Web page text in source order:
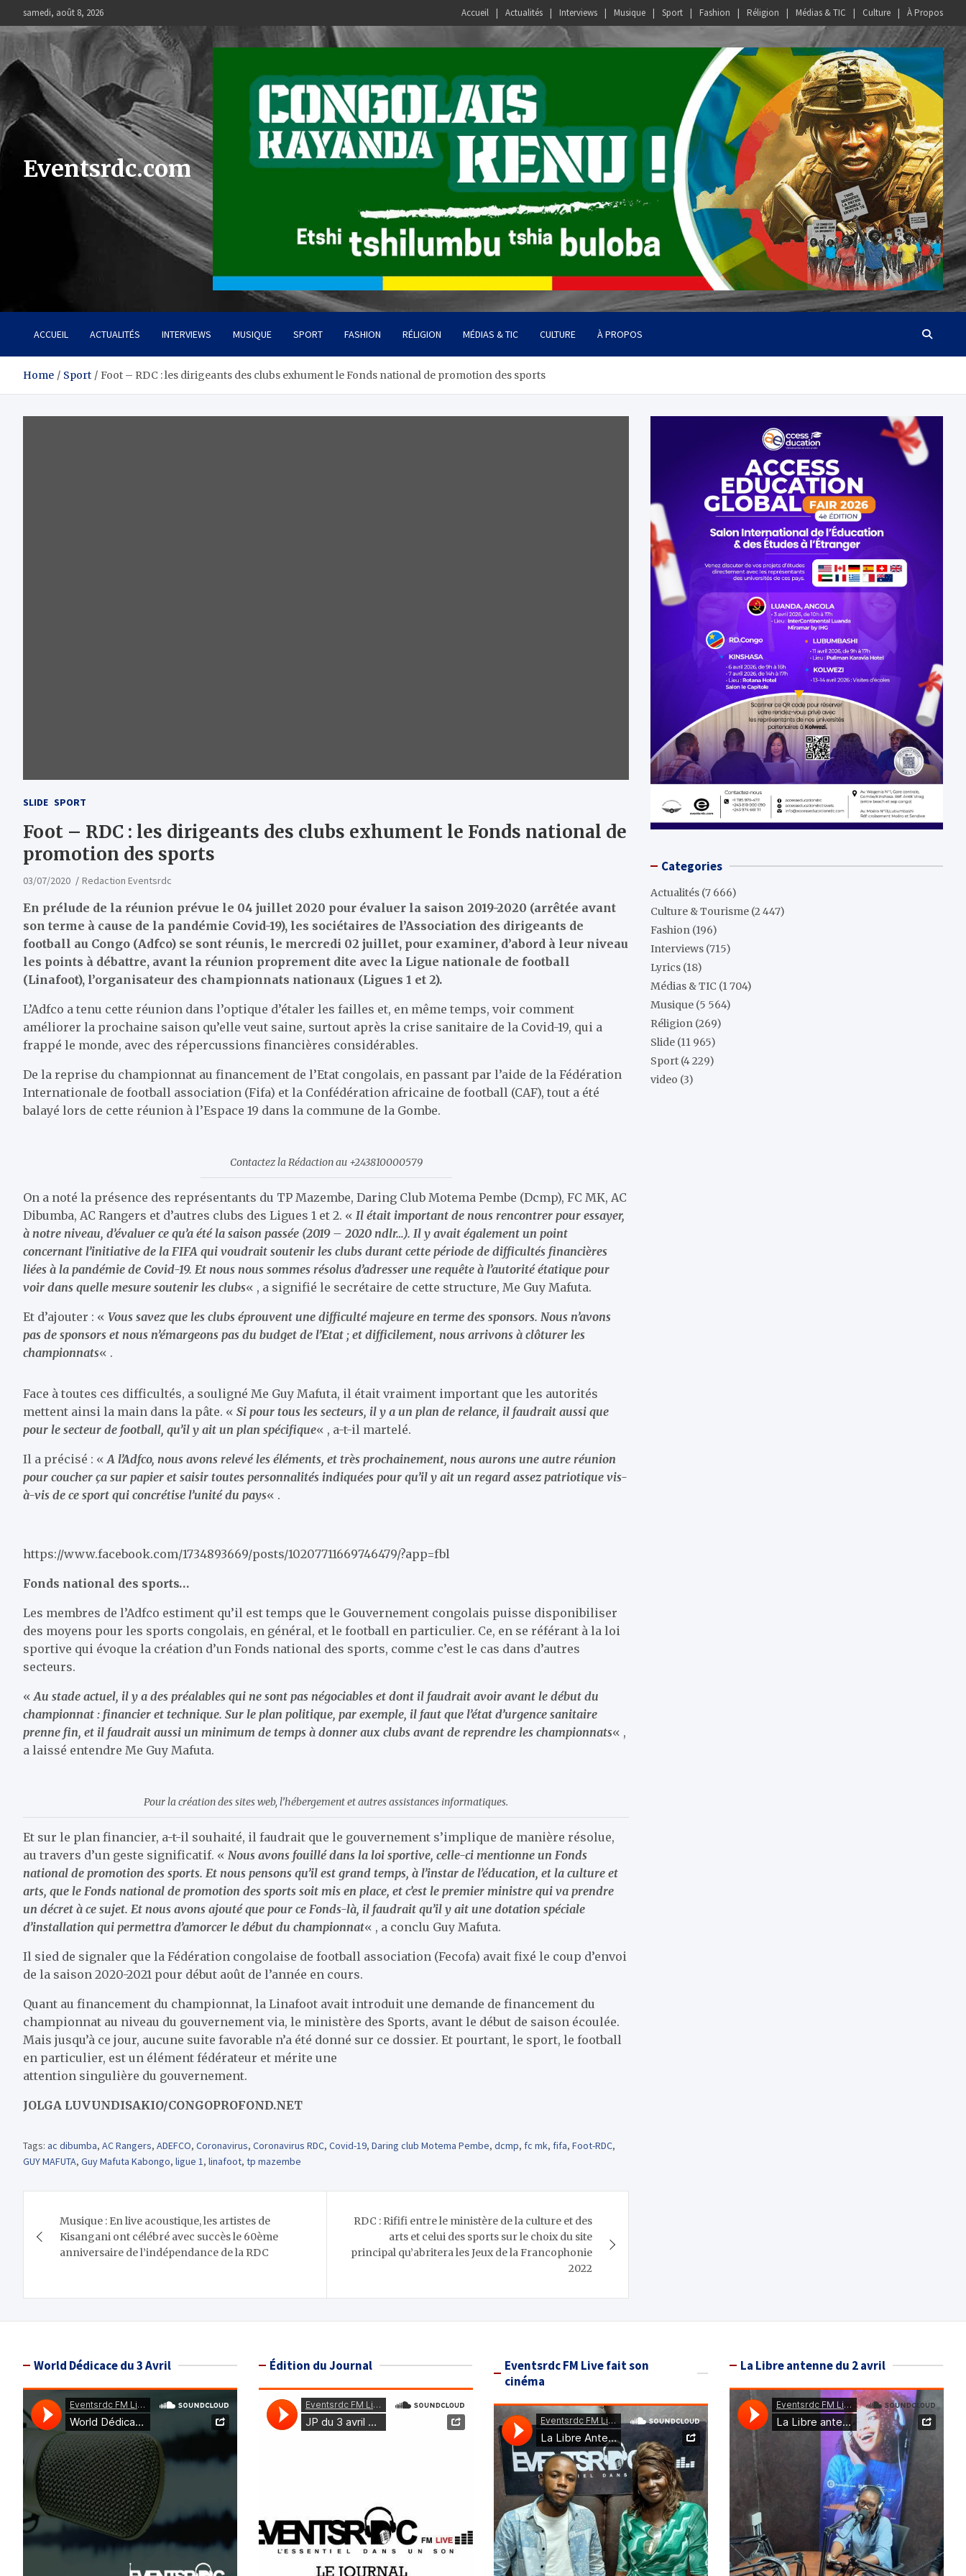
to
content
samedi, août 8, 2026 Accueil Actualités Interviews Musique Sport Fashion Réligion Médias & TIC Culture À Propos
Eventsrdc.com
ACCUEIL ACTUALITÉS INTERVIEWS MUSIQUE SPORT FASHION RÉLIGION MÉDIAS & TIC CULTURE À PROPOS
Home Sport Foot – RDC : les dirigeants des clubs exhument le Fonds national de promotion des sports
SLIDE SPORT
Foot – RDC : les dirigeants des clubs exhument le Fonds national de
promotion des sports
03/07/2020 Redaction Eventsrdc
En prélude de la réunion prévue le 04 juillet 2020 pour évaluer la saison 2019-2020 (arrêtée avant
son terme à cause de la pandémie Covid-19), les sociétaires de l’Association des dirigeants de
football au Congo (Adfco) se sont réunis, le mercredi 02 juillet, pour examiner, d’abord à leur niveau
les points à débattre, avant la réunion proprement dite avec la Ligue nationale de football
(Linafoot), l’organisateur des championnats nationaux (Ligues 1 et 2).
L’Adfco a tenu cette réunion dans l’optique d’étaler les failles et, en même temps, voir comment
améliorer la prochaine saison qu’elle veut saine, surtout après la crise sanitaire de la Covid-19, qui a
frappé le monde, avec des répercussions financières considérables.
De la reprise du championnat au financement de l’Etat congolais, en passant par l’aide de la Fédération
Internationale de football association (Fifa) et la Confédération africaine de football (CAF), tout a été
balayé lors de cette réunion à l’Espace 19 dans la commune de la Gombe.
Contactez la Rédaction au +243810000579
On a noté la présence des représentants du TP Mazembe, Daring Club Motema Pembe (Dcmp), FC MK, AC
Dibumba, AC Rangers et d’autres clubs des Ligues 1 et 2. « Il était important de nous rencontrer pour essayer,
à notre niveau, d’évaluer ce qu’a été la saison passée (2019 – 2020 ndlr…). Il y avait également un point
concernant l’initiative de la FIFA qui voudrait soutenir les clubs durant cette période de difficultés financières
liées à la pandémie de Covid-19. Et nous nous sommes résolus d’adresser une requête à l’autorité étatique pour
voir dans quelle mesure soutenir les clubs« , a signifié le secrétaire de cette structure, Me Guy Mafuta.
Et d’ajouter : « Vous savez que les clubs éprouvent une difficulté majeure en terme des sponsors. Nous n’avons
pas de sponsors et nous n’émargeons pas du budget de l’Etat ; et difficilement, nous arrivons à clôturer les
championnats« .
Face à toutes ces difficultés, a souligné Me Guy Mafuta, il était vraiment important que les autorités
mettent ainsi la main dans la pâte. « Si pour tous les secteurs, il y a un plan de relance, il faudrait aussi que
pour le secteur de football, qu’il y ait un plan spécifique« , a-t-il martelé.
Il a précisé : «A l’Adfco, nous avons relevé les éléments, et très prochainement, nous aurons une autre réunion
pour coucher ça sur papier et saisir toutes personnalités indiquées pour qu’il y ait un regard assez patriotique vis-
à-vis de ce sport qui concrétise l’unité du pays« .
https://www.facebook.com/1734893669/posts/10207711669746479/?app=fbl
Fonds national des sports…
Les membres de l’Adfco estiment qu’il est temps que le Gouvernement congolais puisse disponibiliser
des moyens pour les sports congolais, en général, et le football en particulier. Ce, en se référant à la loi
sportive qui évoque la création d’un Fonds national des sports, comme c’est le cas dans d’autres
secteurs.
«Au stade actuel, il y a des préalables qui ne sont pas négociables et dont il faudrait avoir avant le début du
championnat : financier et technique. Sur le plan politique, par exemple, il faut que l’état d’urgence sanitaire
prenne fin, et il faudrait aussi un minimum de temps à donner aux clubs avant de reprendre les championnats« ,
a laissé entendre Me Guy Mafuta.
Pour la création des sites web, l’hébergement et autres assistances informatiques.
Et sur le plan financier, a-t-il souhaité, il faudrait que le gouvernement s’implique de manière résolue,
au travers d’un geste significatif. « Nous avons fouillé dans la loi sportive, celle-ci mentionne un Fonds
national de promotion des sports. Et nous pensons qu’il est grand temps, à l’instar de l’éducation, et la culture et
arts, que le Fonds national de promotion des sports soit mis en place, et c’est le premier ministre qui va prendre
un décret à ce sujet. Et nous avons ajouté que pour ce Fonds-là, il faudrait qu’il y ait une dotation spéciale
d’installation qui permettra d’amorcer le début du championnat« , a conclu Guy Mafuta.
Il sied de signaler que la Fédération congolaise de football association (Fecofa) avait fixé le coup d’envoi
de la saison 2020-2021 pour début août de l’année en cours.
Quant au financement du championnat, la Linafoot avait introduit une demande de financement du
championnat au niveau du gouvernement via, le ministère des Sports, avant le début de saison écoulée.
Mais jusqu’à ce jour, aucune suite favorable n’a été donné sur ce dossier. Et pourtant, le sport, le football
en particulier, est un élément fédérateur et mérite une
attention singulière du gouvernement.
JOLGA LUVUNDISAKIO/CONGOPROFOND.NET
Tags: ac dibumba, AC Rangers, ADEFCO, Coronavirus, Coronavirus RDC, Covid-19, Daring club Motema Pembe, dcmp, fc mk, fifa, Foot-RDC,
GUY MAFUTA, Guy Mafuta Kabongo, ligue 1, linafoot, tp mazembe
de
l’article
Musique : En live acoustique, les artistes de
Kisangani ont célébré avec succès le 60ème
anniversaire de l’indépendance de la RDC
RDC : Rififi entre le ministère de la culture et des
arts et celui des sports sur le choix du site
principal qu’abritera les Jeux de la Francophonie
2022
Categories
Actualités (7 666)
Culture & Tourisme (2 447)
Fashion (196)
Interviews (715)
Lyrics (18)
Médias & TIC (1 704)
Musique (5 564)
Réligion (269)
Slide (11 965)
Sport (4 229)
video (3)
World Dédicace du 3 Avril Édition du Journal
Eventsrdc FM Live fait son
cinéma
La Libre antenne du 2 avril